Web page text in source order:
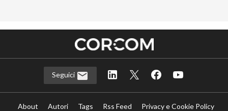
Seguici
About Autori Tags Rss Feed
Privacy e Cookie Policy